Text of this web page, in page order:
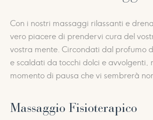
Con i nostri massaggi rilassanti e
vero piacere di prendervi cura del
vostra mente. Circondati dal profumo
e scaldati da tocchi dolci e avvolgenti,
momento di pausa che vi sembrerà
Massaggio Fisioterapico